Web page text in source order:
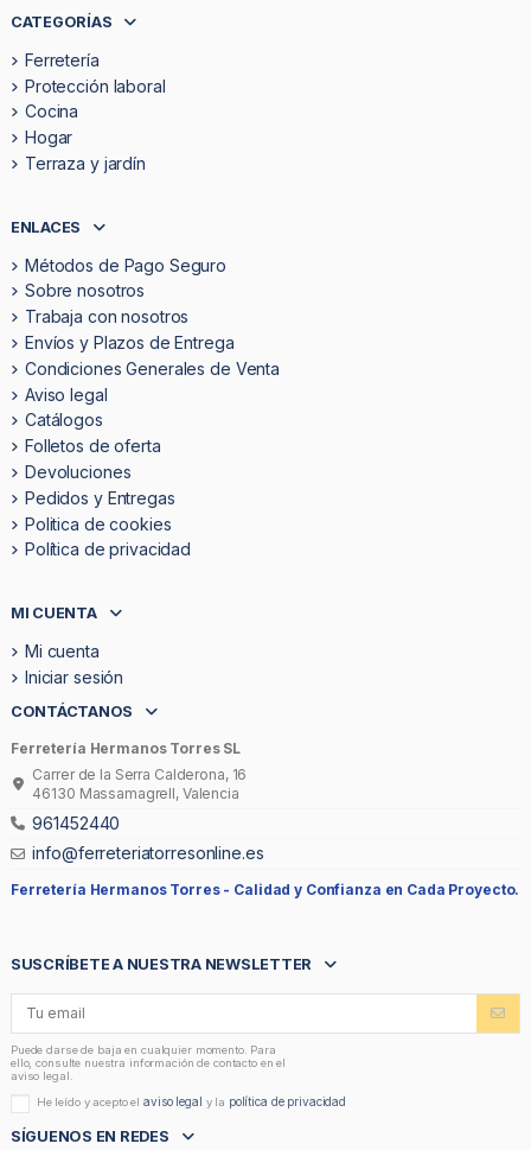
CATEGORÍAS
Ferretería
Protección laboral
Cocina
Hogar
Terraza y jardín
ENLACES
Métodos de Pago Seguro
Sobre nosotros
Trabaja con nosotros
Envíos y Plazos de Entrega
Condiciones Generales de Venta
Aviso legal
Catálogos
Folletos de oferta
Devoluciones
Pedidos y Entregas
Politica de cookies
Política de privacidad
MI CUENTA
Mi cuenta
Iniciar sesión
CONTÁCTANOS
Ferretería Hermanos Torres SL
Carrer de la Serra Calderona, 16
46130 Massamagrell, Valencia
961452440
info@ferreteriatorresonline.es
Ferretería Hermanos Torres - Calidad y Confianza en Cada Proyecto.
SUSCRÍBETE A NUESTRA NEWSLETTER
Puede darse de baja en cualquier momento. Para
ello, consulte nuestra información de contacto en el
aviso legal.
He leído y acepto elaviso legal y la política de privacidad
SÍGUENOS EN REDES